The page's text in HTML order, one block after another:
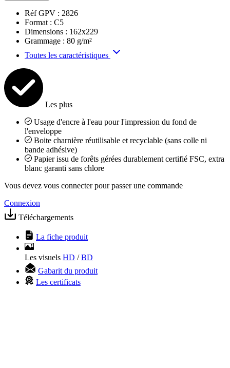
Réf GPV : 2826
Format : C5
Dimensions : 162x229
Grammage : 80 g/m²
Toutes les caractéristiques
Les plus
Usage d'encre à l'eau pour l'impression du fond de
l'enveloppe
Boite charnière réutilisable et recyclable (sans colle ni
bande adhésive)
Papier issu de forêts gérées durablement certifié FSC, extra
blanc garanti sans chlore
Vous devez vous connecter pour passer une commande
Connexion
Téléchargements
La fiche produit
Les visuels HD / BD
Gabarit du produit
Les certificats